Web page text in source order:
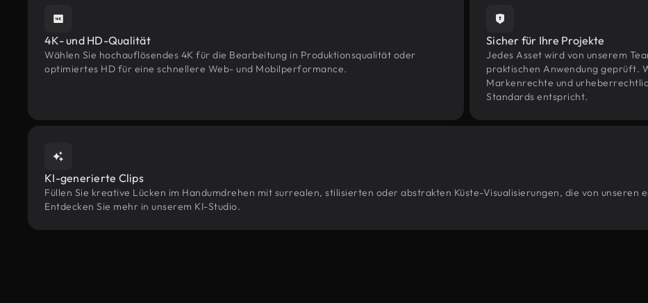
4K- und HD-Qualität
Wählen Sie hochauflösendes 4K für die Bearbeitung in Produktionsqualität oder
optimiertes HD für eine schnellere Web- und Mobilperformance.
Sicher für Ihre Projekte
Jedes Asset wird von unserem
praktischen Anwendung geprüft.
Markenrechte und
Standards entspricht.
KI-generierte Clips
Füllen Sie kreative Lücken im Handumdrehen mit surrealen, stilisierten oder abstrakten Küste-Visualisierungen, die von
Entdecken Sie mehr in unserem KI-Studio.